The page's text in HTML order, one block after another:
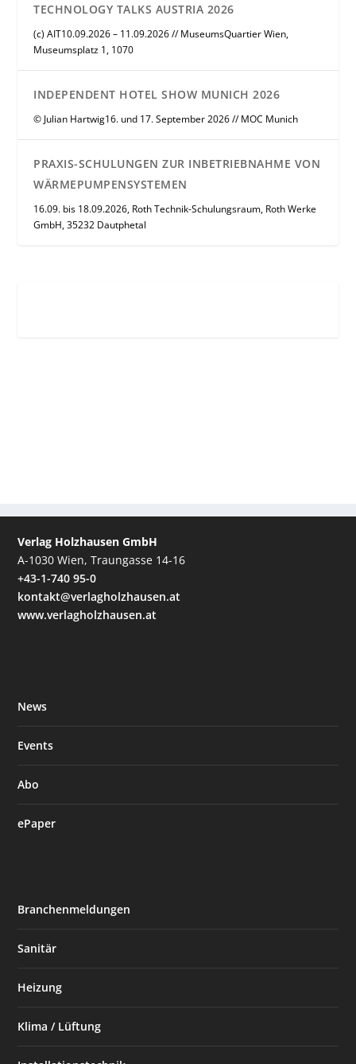
TECHNOLOGY TALKS AUSTRIA 2026
(c) AIT10.09.2026 – 11.09.2026 // MuseumsQuartier Wien,
Museumsplatz 1, 1070
INDEPENDENT HOTEL SHOW MUNICH 2026
© Julian Hartwig16. und 17. September 2026 // MOC Munich
PRAXIS-SCHULUNGEN ZUR INBETRIEBNAHME VON
WÄRMEPUMPENSYSTEMEN
16.09. bis 18.09.2026, Roth Technik-Schulungsraum, Roth Werke
GmbH, 35232 Dautphetal
Verlag Holzhausen GmbH
A-1030 Wien, Traungasse 14-16
+43-1-740 95-0
kontakt@verlagholzhausen.at
www.verlagholzhausen.at
News
Events
Abo
ePaper
Branchenmeldungen
Sanitär
Heizung
Klima / Lüftung